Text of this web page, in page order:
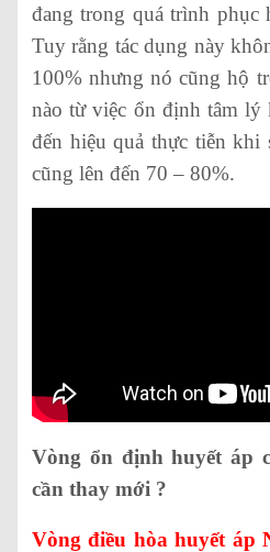
đang trong quá trình phục
Tuy rằng tác dụng này
100% nhưng nó cũng hộ
nào từ việc ổn định tâm
đến hiệu quả thực tiễn
cũng lên đến 70 – 80%.
Vòng ổn định huyết áp
cần thay mới ?
Vòng điều hòa huyết áp